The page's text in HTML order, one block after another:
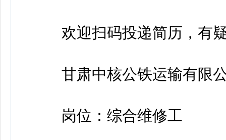
欢迎扫码投递简历，有疑
甘肃中核公铁运输有限
岗位：综合维修工